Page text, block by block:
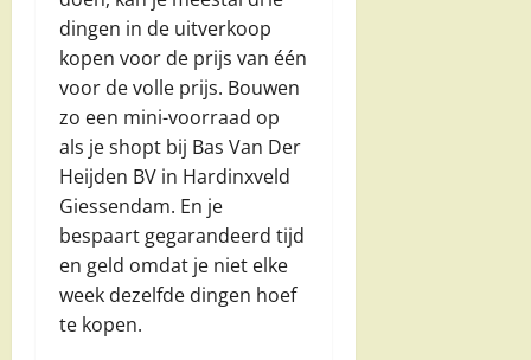
dingen in de uitverkoop
kopen voor de prijs van één
voor de volle prijs. Bouwen
zo een mini-voorraad op
als je shopt bij Bas Van Der
Heijden BV in Hardinxveld
Giessendam. En je
bespaart gegarandeerd tijd
en geld omdat je niet elke
week dezelfde dingen hoef
te kopen.